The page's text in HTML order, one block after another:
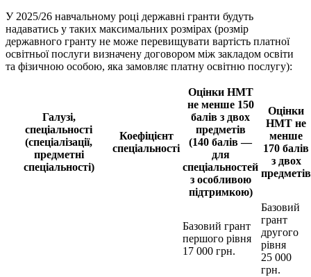
У 2025/26 навчальному році державні гранти будуть
надаватись у таких максимальних розмірах (розмір
державного гранту не може перевищувати вартість платної
освітньої послуги визначену договором між закладом освіти
та фізичною особою, яка замовляє платну освітню послугу):
Галузі,
спеціальності
(спеціалізації,
предметні
спеціальності)
Коефіцієнт
спеціальності
Оцінки НМТ
не менше 150
балів з двох
предметів
(140 балів —
для
спеціальностей
з особливою
підтримкою)
Оцінки
НМТ не
менше
170 балів
з двох
предметів
Базовий грант
першого рівня
17 000 грн.
Базовий
грант
другого
рівня
25 000
грн.